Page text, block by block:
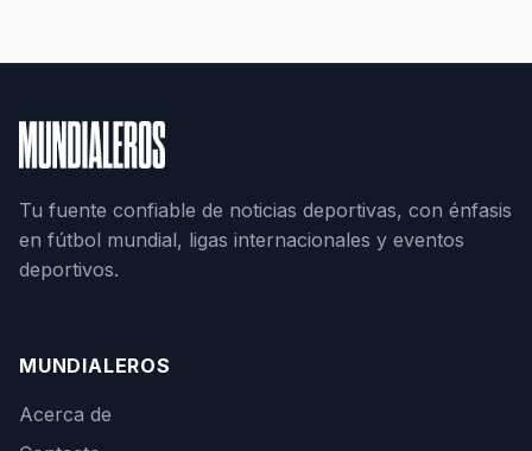
Tu fuente confiable de noticias deportivas, con énfasis
en fútbol mundial, ligas internacionales y eventos
deportivos.
MUNDIALEROS
Acerca de